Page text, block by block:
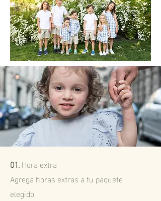
01.Hora extra
Agrega horas extras a tu paquete
elegido.